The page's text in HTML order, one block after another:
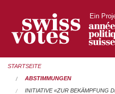
Ein
STARTSEITE
ABSTIMMUNGEN
INITIATIVE «ZUR BEKÄMPFUNG